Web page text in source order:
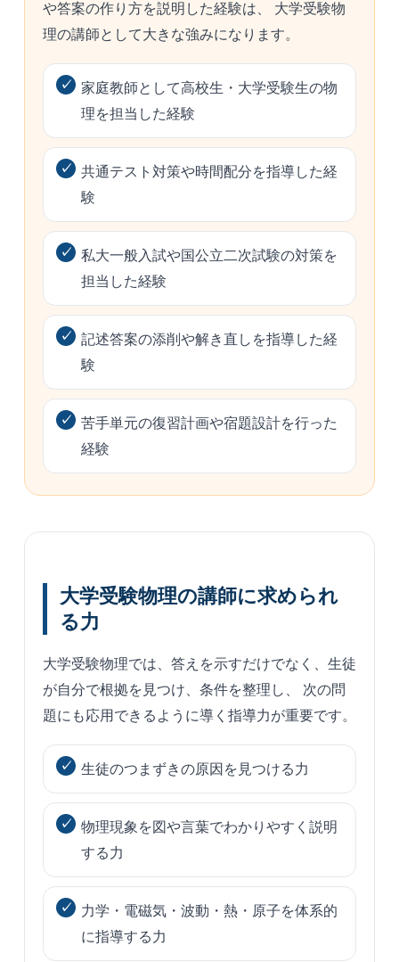
や答案の作り方を説明した経験は、 大学受験物
理の講師として大きな強みになります。
家庭教師として高校生・大学受験生の物
理を担当した経験
共通テスト対策や時間配分を指導した経
験
私大一般入試や国公立二次試験の対策を
担当した経験
記述答案の添削や解き直しを指導した経
験
苦手単元の復習計画や宿題設計を行った
経験
大学受験物理の講師に求められ
る力
大学受験物理では、答えを示すだけでなく、生徒
が自分で根拠を見つけ、条件を整理し、 次の問
題にも応用できるように導く指導力が重要です。
生徒のつまずきの原因を見つける力
物理現象を図や言葉でわかりやすく説明
する力
力学・電磁気・波動・熱・原子を体系的
に指導する力